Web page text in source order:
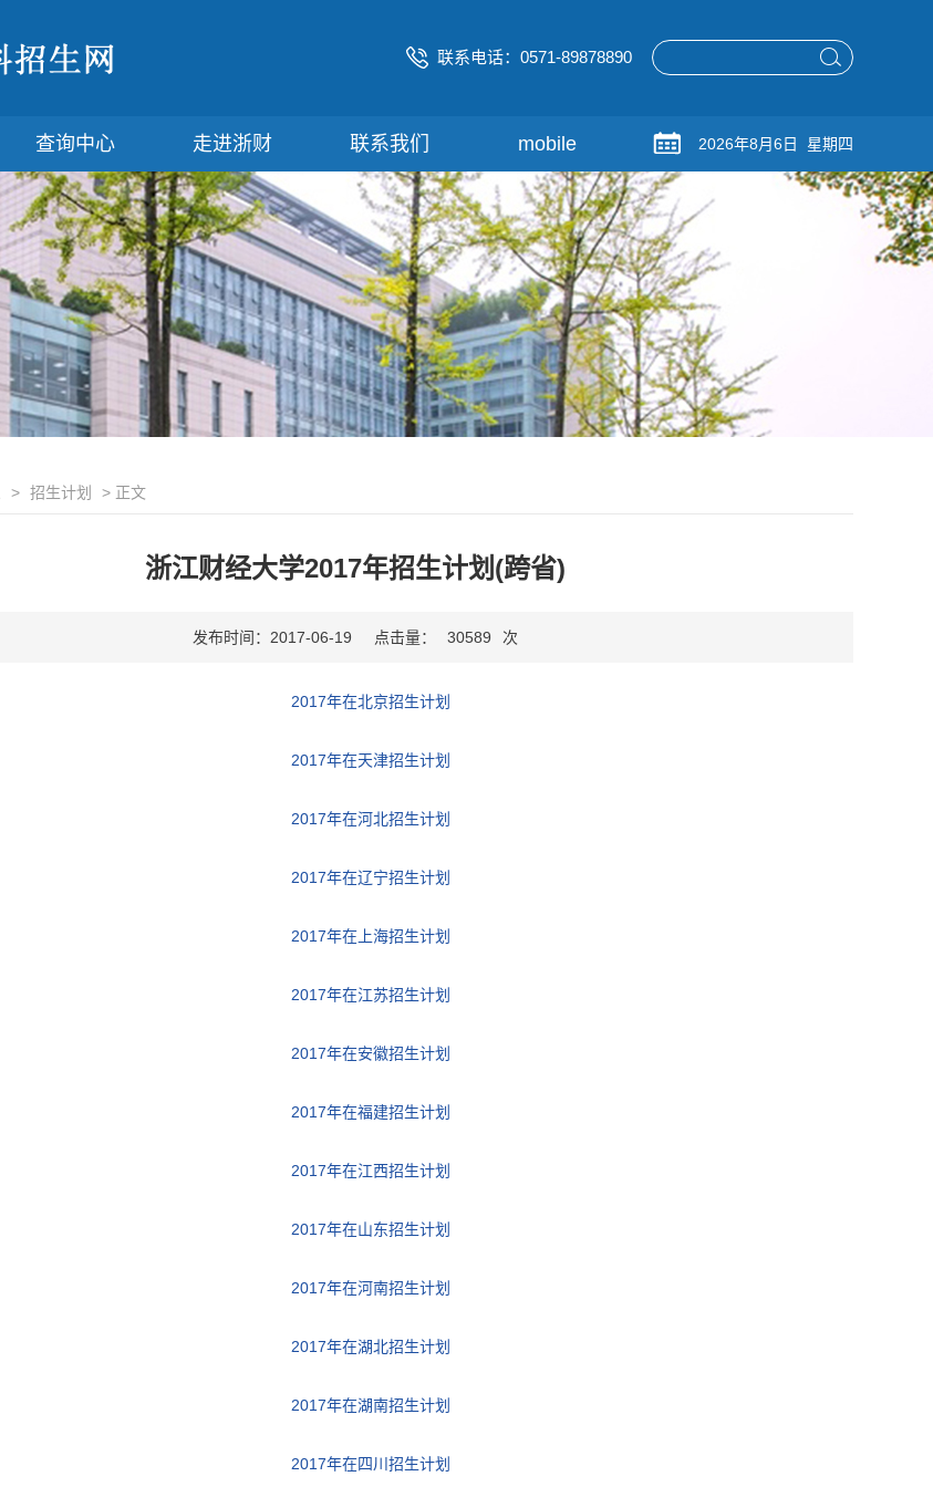
联系电话：0571-89878890
查询中心 走进浙财 联系我们 mobile 2026年8月6日 星期四
> 招生计划 > 正文
浙江财经大学2017年招生计划(跨省)
发布时间：2017-06-19 点击量： 30589 次
2017年在北京招生计划
2017年在天津招生计划
2017年在河北招生计划
2017年在辽宁招生计划
2017年在上海招生计划
2017年在江苏招生计划
2017年在安徽招生计划
2017年在福建招生计划
2017年在江西招生计划
2017年在山东招生计划
2017年在河南招生计划
2017年在湖北招生计划
2017年在湖南招生计划
2017年在四川招生计划